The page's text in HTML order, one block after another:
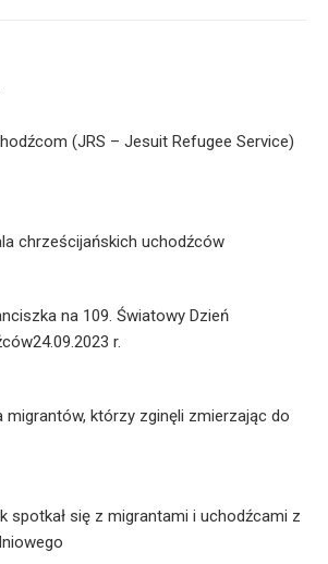
(JRS – Jesuit Refugee Service)
chrześcijańskich uchodźców
na 109. Światowy Dzień
r.
migrantów, którzy zginęli zmierzając do
spotkał się z migrantami i uchodźcami z